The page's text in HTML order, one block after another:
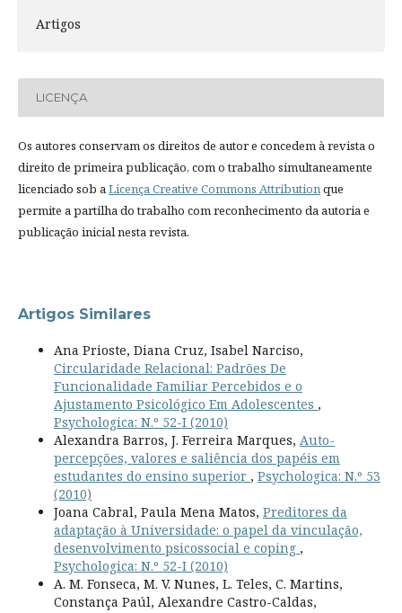
Artigos
LICENÇA
Os autores conservam os direitos de autor e concedem à revista o
direito de primeira publicação, com o trabalho simultaneamente
licenciado sob aLicença Creative Commons Attributionque
permite a partilha do trabalho com reconhecimento da autoria e
publicação inicial nesta revista.
Artigos Similares
Ana Prioste, Diana Cruz, Isabel Narciso,
Circularidade Relacional: Padrões De
Funcionalidade Familiar Percebidos e o
Ajustamento Psicológico Em Adolescentes ,
Psychologica: N.º 52-I (2010)
Alexandra Barros, J. Ferreira Marques, Auto-
percepções, valores e saliência dos papéis em
estudantes do ensino superior , Psychologica: N.º 53
(2010)
Joana Cabral, Paula Mena Matos, Preditores da
adaptação à Universidade: o papel da vinculação,
desenvolvimento psicossocial e coping ,
Psychologica: N.º 52-I (2010)
A. M. Fonseca, M. V. Nunes, L. Teles, C. Martins,
Constança Paúl, Alexandre Castro-Caldas,